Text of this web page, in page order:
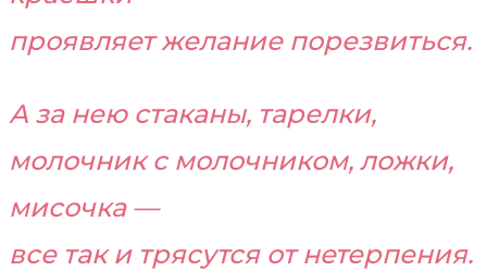
проявляет желание порезвиться.
А за нею стаканы, тарелки,
молочник с молочником, ложки,
мисочка —
все так и трясутся от нетерпения.